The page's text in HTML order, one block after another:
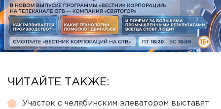
ЧИТАЙТЕ ТАКЖЕ:
Участок с челябинским элеватором выставят